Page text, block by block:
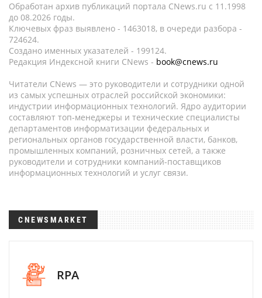
Обработан архив публикаций портала CNews.ru c 11.1998
до 08.2026 годы.
Ключевых фраз выявлено - 1463018, в очереди разбора -
724624.
Создано именных указателей - 199124.
Редакция Индексной книги CNews - book@cnews.ru
Читатели CNews — это руководители и сотрудники одной
из самых успешных отраслей российской экономики:
индустрии информационных технологий. Ядро аудитории
составляют топ-менеджеры и технические специалисты
департаментов информатизации федеральных и
региональных органов государственной власти, банков,
промышленных компаний, розничных сетей, а также
руководители и сотрудники компаний-поставщиков
информационных технологий и услуг связи.
CNEWSMARKET
RPA